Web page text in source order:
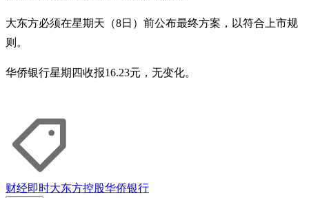
大东方必须在星期天（8日）前公布最终方案，以符合上市规
则。
华侨银行星期四收报16.23元，无变化。
财经即时大东方控股华侨银行